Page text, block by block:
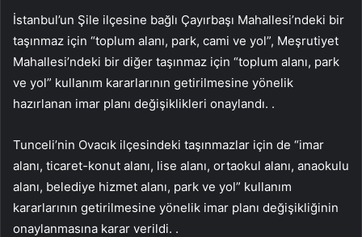
İstanbul’un Şile ilçesine bağlı Çayırbaşı Mahallesi’ndeki bir
taşınmaz için “toplum alanı, park, cami ve yol”, Meşrutiyet
Mahallesi’ndeki bir diğer taşınmaz için “toplum alanı, park
ve yol” kullanım kararlarının getirilmesine yönelik
hazırlanan imar planı değişiklikleri onaylandı. .
Tunceli’nin Ovacık ilçesindeki taşınmazlar için de “imar
alanı, ticaret-konut alanı, lise alanı, ortaokul alanı, anaokulu
alanı, belediye hizmet alanı, park ve yol” kullanım
kararlarının getirilmesine yönelik imar planı değişikliğinin
onaylanmasına karar verildi. .